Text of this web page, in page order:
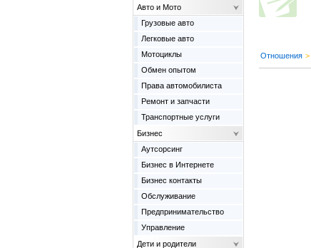
Отношения >
Авто и Мото
Грузовые авто
Легковые авто
Мотоциклы
Обмен опытом
Права автомобилиста
Ремонт и запчасти
Транспортные услуги
Бизнес
Аутсорсинг
Бизнес в Интернете
Бизнес контакты
Обслуживание
Предпринимательство
Управление
Дети и родители